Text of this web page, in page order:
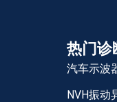
热门诊
汽车示波
NVH振动